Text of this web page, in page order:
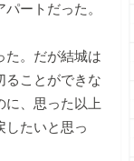
ートだった。
。だが結城は
ることができな
に、思った以上
したいと思っ